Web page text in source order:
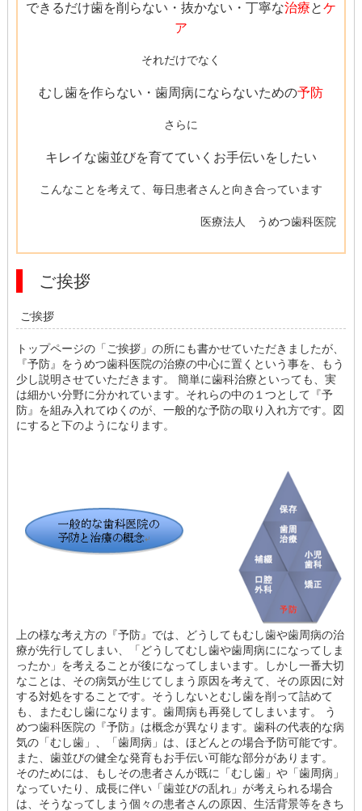
できるだけ歯を削らない・抜かない・丁寧な治療とケ
ア
それだけでなく
むし歯を作らない・歯周病にならないための予防
さらに
キレイな歯並びを育てていくお手伝いをしたい
こんなことを考えて、毎日患者さんと向き合っています
医療法人 うめつ歯科医院
ご挨拶
ご挨拶
トップページの「ご挨拶」の所にも書かせていただきましたが、
『予防』をうめつ歯科医院の治療の中心に置くという事を、もう
少し説明させていただきます。 簡単に歯科治療といっても、実
は細かい分野に分かれています。それらの中の１つとして『予
防』を組み入れてゆくのが、一般的な予防の取り入れ方です。図
にすると下のようになります。
上の様な考え方の『予防』では、どうしてもむし歯や歯周病の治
療が先行してしまい、「どうしてむし歯や歯周病にになってしま
ったか」を考えることが後になってしまいます。しかし一番大切
なことは、その病気が生じてしまう原因を考えて、その原因に対
する対処をすることです。そうしないとむし歯を削って詰めて
も、またむし歯になります。歯周病も再発してしまいます。 う
めつ歯科医院の『予防』は概念が異なります。歯科の代表的な病
気の「むし歯」、「歯周病」は、ほどんとの場合予防可能です。
また、歯並びの健全な発育もお手伝い可能な部分があります。
そのためには、もしその患者さんが既に「むし歯」や「歯周病」
なっていたり、成長に伴い「歯並びの乱れ」が考えられる場合
は、そうなってしまう個々の患者さんの原因、生活背景等をきち